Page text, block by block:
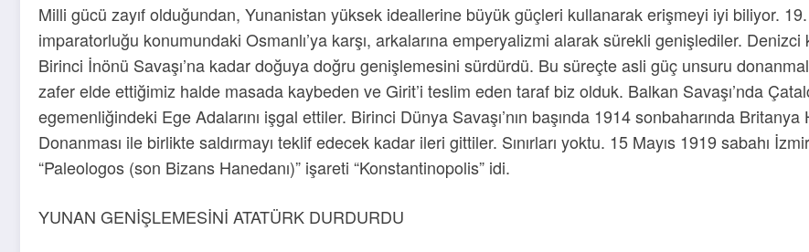
Milli gücü zayıf olduğundan, Yunanistan yüksek ideallerine büyük güçleri kullanarak erişmeyi iyi biliyor.
imparatorluğu konumundaki Osmanlı’ya karşı, arkalarına emperyalizmi alarak sürekli genişlediler.
Birinci İnönü Savaşı’na kadar doğuya doğru genişlemesini sürdürdü. Bu süreçte asli güç unsuru
zafer elde ettiğimiz halde masada kaybeden ve Girit’i teslim eden taraf biz olduk. Balkan Savaşı’nda
egemenliğindeki Ege Adalarını işgal ettiler. Birinci Dünya Savaşı’nın başında 1914 sonbaharında
Donanması ile birlikte saldırmayı teklif edecek kadar ileri gittiler. Sınırları yoktu. 15 Mayıs 1919 sabahı
“Paleologos (son Bizans Hanedanı)” işareti “Konstantinopolis” idi.
YUNAN GENİŞLEMESİNİ ATATÜRK DURDURDU